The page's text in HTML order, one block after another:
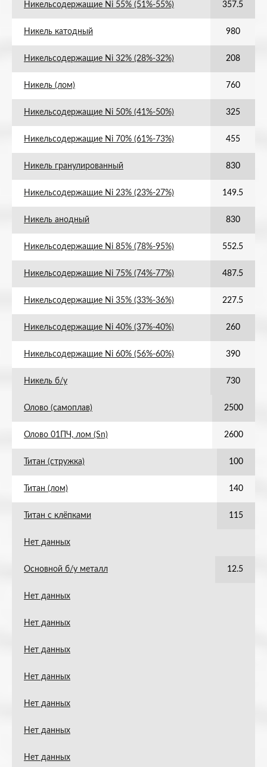
Никельсодержащие Ni 55% (51%-55%) 357.5
Никель катодный 980
Никельсодержащие Ni 32% (28%-32%) 208
Никель (лом) 760
Никельсодержащие Ni 50% (41%-50%) 325
Никельсодержащие Ni 70% (61%-73%) 455
Никель гранулированный 830
Никельсодержащие Ni 23% (23%-27%) 149.5
Никель анодный 830
Никельсодержащие Ni 85% (78%-95%) 552.5
Никельсодержащие Ni 75% (74%-77%) 487.5
Никельсодержащие Ni 35% (33%-36%) 227.5
Никельсодержащие Ni 40% (37%-40%) 260
Никельсодержащие Ni 60% (56%-60%) 390
Никель б/у 730
Олово (самоплав) 2500
Олово 01ПЧ, лом (Sn) 2600
Титан (стружка) 100
Титан (лом) 140
Титан с клёпками 115
Нет данных
Основной б/у металл 12.5
Нет данных
Нет данных
Нет данных
Нет данных
Нет данных
Нет данных
Нет данных